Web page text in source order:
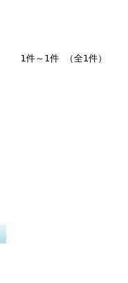
1件～1件 （全1件）